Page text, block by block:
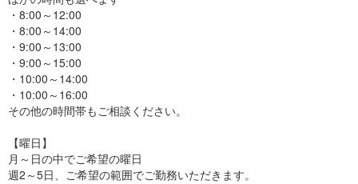
・8:00～12:00
・8:00～14:00
・9:00～13:00
・9:00～15:00
・10:00～14:00
・10:00～16:00
その他の時間帯もご相談ください。
【曜日】
月～日の中でご希望の曜日
週2～5日、ご希望の範囲でご勤務いただきます。